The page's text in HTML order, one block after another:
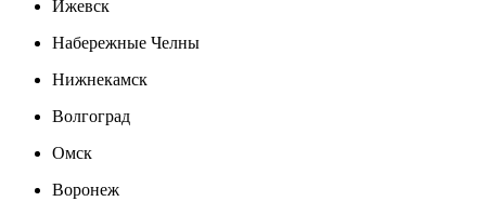
Ижевск
Набережные Челны
Нижнекамск
Волгоград
Омск
Воронеж